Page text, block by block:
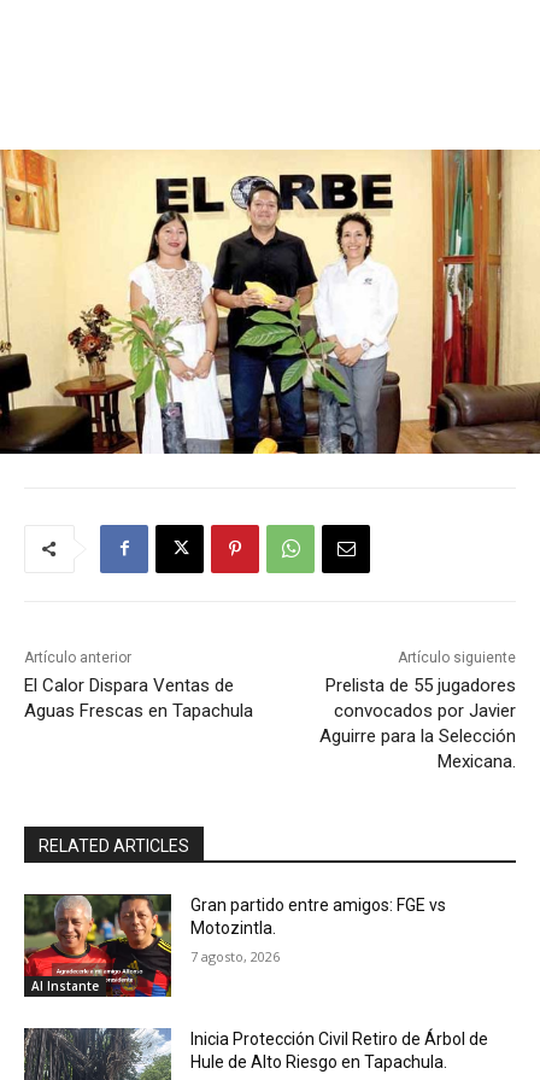
Artículo anterior
El Calor Dispara Ventas de
Aguas Frescas en Tapachula
Artículo siguiente
Prelista de 55 jugadores
convocados por Javier
Aguirre para la Selección
Mexicana.
RELATED ARTICLES
Al Instante
Gran partido entre amigos: FGE vs
Motozintla.
7 agosto, 2026
Inicia Protección Civil Retiro de Árbol de
Hule de Alto Riesgo en Tapachula.